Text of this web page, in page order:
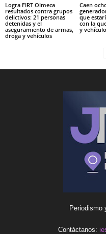
Logra FIRT Olmeca
resultados contra grupos
delictivos: 21 personas
detenidas y el
aseguramiento de armas,
droga y vehículos
Caen
que
con la
y
Periodismo
Contáctanos: